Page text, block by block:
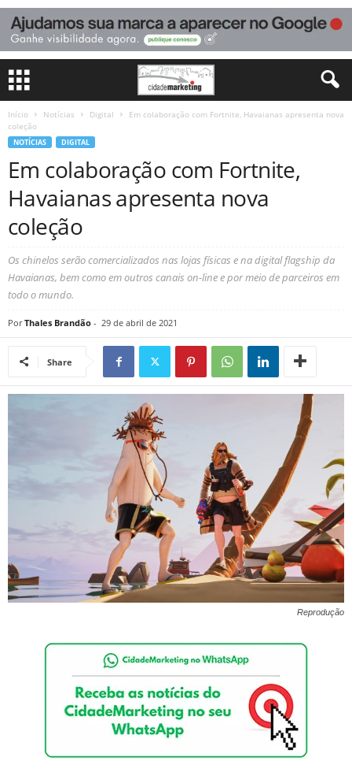
Início Notícias Digital
Em colaboração com Fortnite, Havaianas apresenta nova
coleção
NOTÍCIAS DIGITAL
Em colaboração com Fortnite,
Havaianas apresenta nova
coleção
Os chinelos serão comercializados nas lojas físicas e na digital flagship da
Havaianas, bem como em outros canais on-line e por meio de parceiros em
todo o mundo.
Por Thales Brandão - 29 de abril de 2021
Share
Reprodução